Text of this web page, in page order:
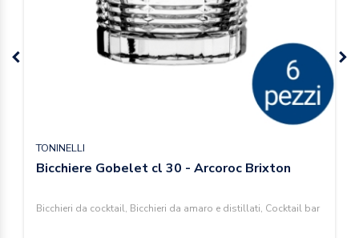
TONINELLI
Bicchiere Gobelet cl 30 - Arcoroc Brixton
Bicchieri da cocktail, Bicchieri da amaro e distillati, Cocktail bar